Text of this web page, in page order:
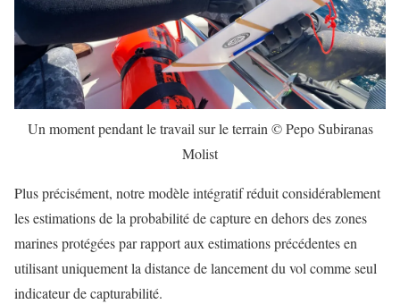
Un moment pendant le travail sur le terrain © Pepo Subiranas
Molist
Plus précisément, notre modèle intégratif réduit considérablement
les estimations de la probabilité de capture en dehors des zones
marines protégées par rapport aux estimations précédentes en
utilisant uniquement la distance de lancement du vol comme seul
indicateur de capturabilité.